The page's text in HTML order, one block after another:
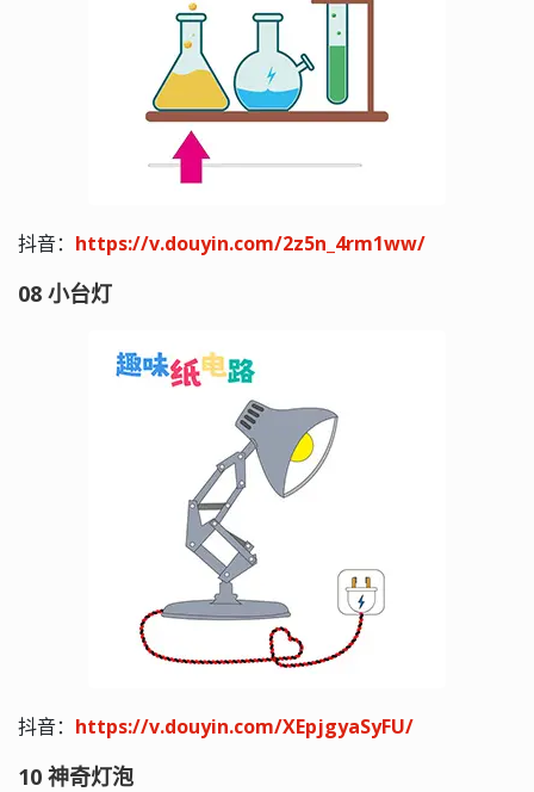
抖音： https://v.douyin.com/2z5n_4rm1ww/
08 小台灯
抖音： https://v.douyin.com/XEpjgyaSyFU/
10 神奇灯泡